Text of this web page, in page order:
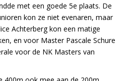
met een goede 5e plaats. De
kon ze niet evenaren, maar
Achterberg kon een matige
en voor Master Pascale Schure
voor de NK Masters van